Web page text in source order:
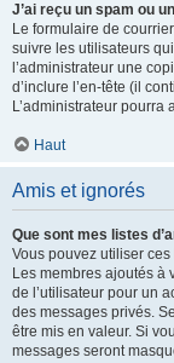
J’ai reçu un spam ou
Le formulaire de
suivre les utilisateurs
l’administrateur une
d’inclure l’en-tête (il
L’administrateur
Haut
Amis et ignorés
Que sont mes listes
Vous pouvez utiliser
Les membres ajoutés à
de l’utilisateur pour un
des messages privés.
être mis en valeur. Si
messages seront